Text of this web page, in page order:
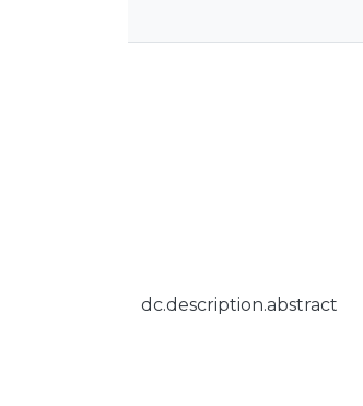
dc.description.abstract